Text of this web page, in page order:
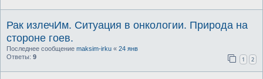
Рак излечИм. Ситуация в онкологии. Природа на
стороне гоев.
Последнее сообщение maksim-irku « 24 янв
Ответы: 9 1 2